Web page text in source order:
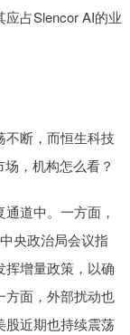
占Slencor AI的业
断，而恒生科技
，机构怎么看？
道中。一方面，
央政治局会议指
挥增量政策，以确
方面，外部扰动也
股近期也持续震荡